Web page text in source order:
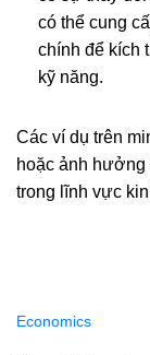
có thể cung
chính để kích
kỹ năng.
Các ví dụ trên
hoặc ảnh
trong lĩnh vực
Economics